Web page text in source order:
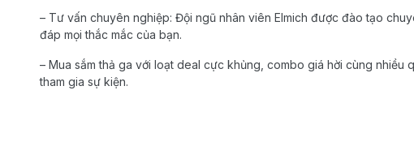
– Tư vấn chuyên nghiệp: Đội ngũ nhân viên Elmich được đào tạo
đáp mọi thắc mắc của bạn.
– Mua sắm thả ga với loạt deal cực khủng, combo giá hời cùng nhiều
tham gia sự kiện.